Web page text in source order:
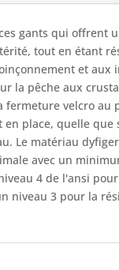
gants qui offrent
tout en étant
et aux
la pêche aux
fermeture velcro au
en place, quelle que
Le matériau
avec un
4 de l'ansi
niveau 3 pour la